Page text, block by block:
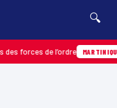
🔍
de l’ordre MARTINIQUE